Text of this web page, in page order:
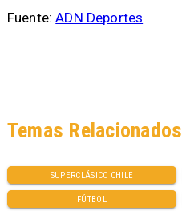
Fuente:ADN Deportes
SUPERCLÁSICO CHILE
FÚTBOL
Temas Relacionados